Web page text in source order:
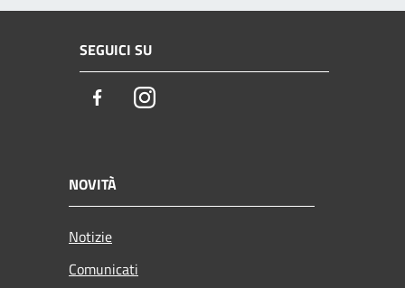
SEGUICI SU
FacebookInstagram
NOVITÀ
Notizie
Comunicati